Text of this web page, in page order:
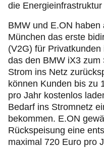
die
BMW und E.ON haben
München das erste
(V2G) für
das den BMW iX3
Strom ins Netz
können Kunden bis zu
pro Jahr kostenlos
Bedarf ins Stromnetz
bekommen. E.ON
Rückspeisung eine
maximal 720 Euro pro